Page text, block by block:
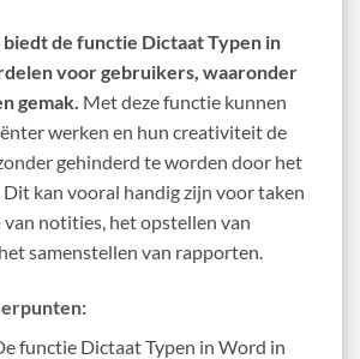
de functie Dictaat Typen in
voor gebruikers, waaronder
gemak. Met deze functie kunnen
werken en hun creativiteit de
gehinderd te worden door het
kan vooral handig zijn voor taken
van notities, het opstellen van
samenstellen van rapporten.
functie Dictaat Typen in Word in